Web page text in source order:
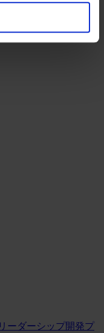
information see
ーダーシップ開発プ